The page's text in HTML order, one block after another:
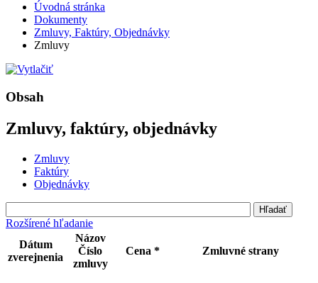
Úvodná stránka
Dokumenty
Zmluvy, Faktúry, Objednávky
Zmluvy
Obsah
Zmluvy, faktúry, objednávky
Zmluvy
Faktúry
Objednávky
Rozšírené hľadanie
Dátum
zverejnenia
Názov
Číslo
zmluvy
Cena * Zmluvné strany